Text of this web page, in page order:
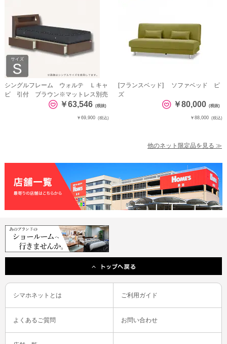
シングルフレーム ウォルテ Ｌキャ
ビ 引付 ブラウン※マットレス別売
￥63,546 (税抜)
￥69,900 (税込)
[フランスベッド] ソファベッド ピ
ズ
￥80,000 (税抜)
￥88,000 (税込)
他のネット限定品を見る ≫
シマホネットとは ご利用ガイド
よくあるご質問 お問い合わせ